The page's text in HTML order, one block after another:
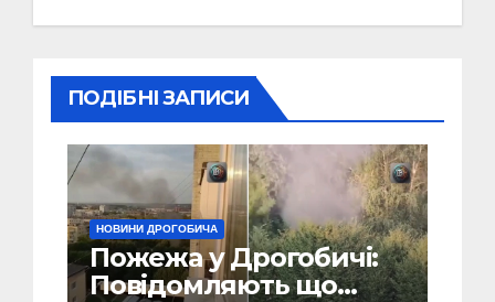
ПОДІБНІ ЗАПИСИ
НОВИНИ ДРОГОБИЧА
Пожежа у Дрогобичі:
Повідомляють що